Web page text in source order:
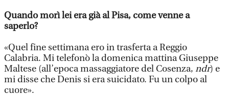
Quando morì lei era già al Pisa, come venne a
saperlo?
«Quel fine settimana ero in trasferta a Reggio
Calabria. Mi telefonò la domenica mattina Giuseppe
Maltese (all’epoca massaggiatore del Cosenza, ndr) e
mi disse che Denis si era suicidato. Fu un colpo al
cuore».